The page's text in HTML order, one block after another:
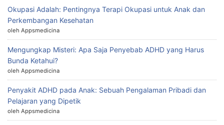
Okupasi Adalah: Pentingnya Terapi Okupasi untuk Anak dan
Perkembangan Kesehatan
oleh Appsmedicina
Mengungkap Misteri: Apa Saja Penyebab ADHD yang Harus
Bunda Ketahui?
oleh Appsmedicina
Penyakit ADHD pada Anak: Sebuah Pengalaman Pribadi dan
Pelajaran yang Dipetik
oleh Appsmedicina